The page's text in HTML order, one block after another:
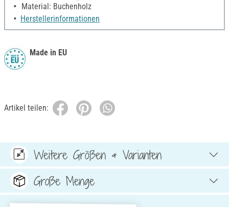
Material: Buchenholz
Herstellerinformationen
Made in EU
Artikel teilen:
Weitere Größen & Varianten
Große Menge